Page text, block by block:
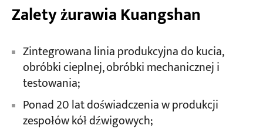
Zalety żurawia Kuangshan
Zintegrowana linia produkcyjna do kucia,
obróbki cieplnej, obróbki mechanicznej i
testowania;
Ponad 20 lat doświadczenia w produkcji
zespołów kół dźwigowych;